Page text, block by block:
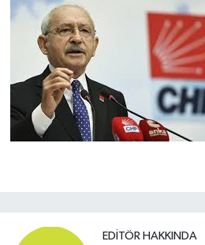
EDITÖR HAKKINDA